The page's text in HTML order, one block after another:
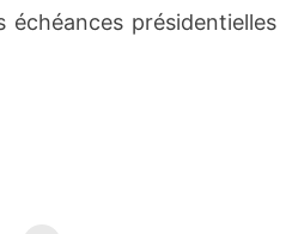
présidentielles